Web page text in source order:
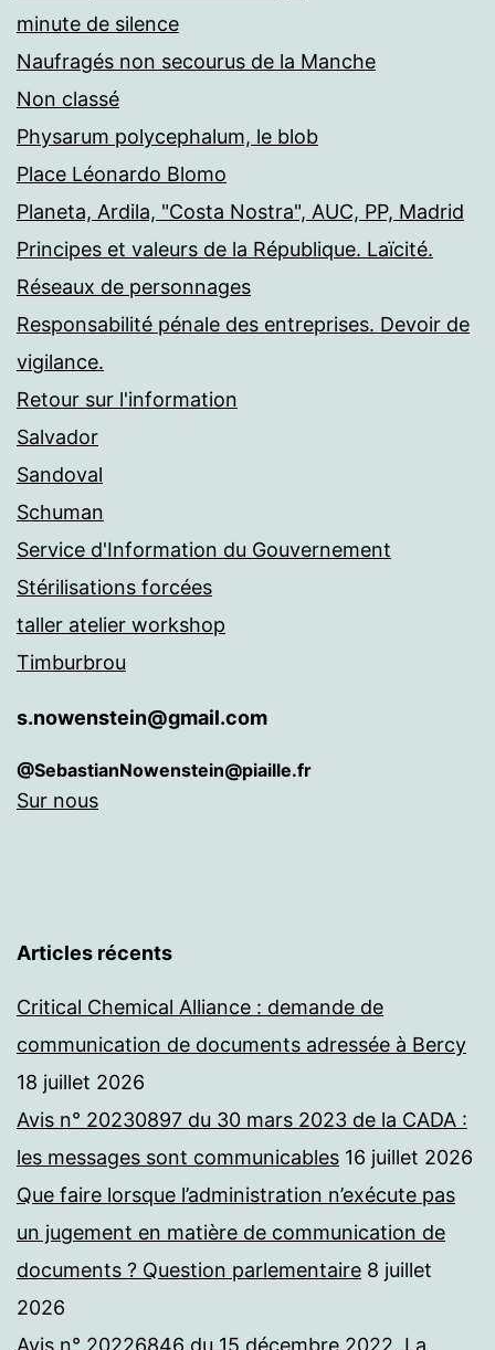
minute de silence
Naufragés non secourus de la Manche
Non classé
Physarum polycephalum, le blob
Place Léonardo Blomo
Planeta, Ardila, "Costa Nostra", AUC, PP, Madrid
Principes et valeurs de la République. Laïcité.
Réseaux de personnages
Responsabilité pénale des entreprises. Devoir de
vigilance.
Retour sur l'information
Salvador
Sandoval
Schuman
Service d'Information du Gouvernement
Stérilisations forcées
taller atelier workshop
Timburbrou
s.nowenstein@gmail.com
@SebastianNowenstein@piaille.fr
Sur nous
Articles récents
Critical Chemical Alliance : demande de
communication de documents adressée à Bercy
18 juillet 2026
Avis n° 20230897 du 30 mars 2023 de la CADA :
les messages sont communicables 16 juillet 2026
Que faire lorsque l’administration n’exécute pas
un jugement en matière de communication de
documents ? Question parlementaire 8 juillet
2026